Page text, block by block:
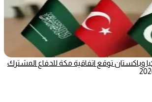
وباكستان توقع اتفاقية مكة للدفاع المشترك